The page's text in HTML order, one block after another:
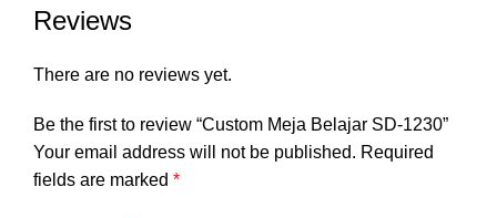
Reviews
There are no reviews yet.
Be the first to review “Custom Meja Belajar SD-1230”
Your email address will not be published. Required
fields are marked *